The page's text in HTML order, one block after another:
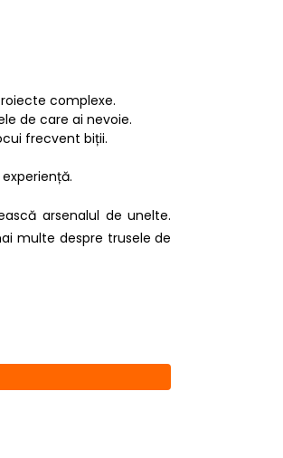
complexe.
de care ai nevoie.
frecvent biții.
arsenalul de unelte.
multe despre trusele de